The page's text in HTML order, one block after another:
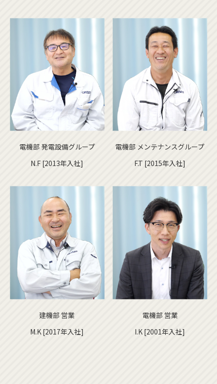
電機部 発電設備グループ
N.F [2013年入社]
電機部 メンテナンスグループ
F.T [2015年入社]
建機部 営業
M.K [2017年入社]
電機部 営業
I.K [2001年入社]